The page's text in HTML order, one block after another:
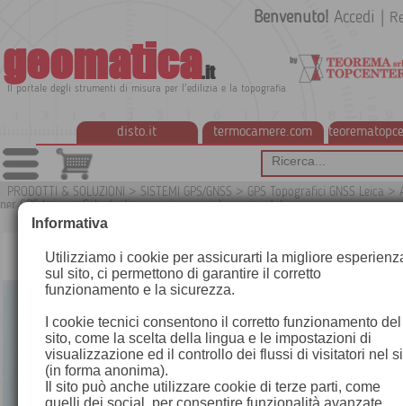
geomatica.it
Il portale degli strumenti di misura per l'edilizia e la topografia
disto.it termocamere.com
Benvenuto! Accedi
PRODOTTI & SOLUZIONI > SISTEMI GPS/GNSS > GPS Topografici GNSS Leica >
per GPS Leica>Schede di memoria e cavi di scarico dati
Informativa
Utilizziamo i cookie per assicurarti la migliore
sul sito, ci permettono di garantire il corretto
funzionamento e la sicurezza.
I cookie tecnici consentono il corretto funzionamento del
sito, come la scelta della lingua e le impostazioni di
visualizzazione ed il controllo dei flussi di visitatori nel
(in forma anonima).
Il sito può anche utilizzare cookie di terze parti, come
quelli dei social, per consentire funzionalità avanzate.